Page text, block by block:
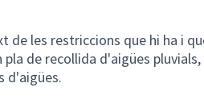
de les restriccions que hi ha i
pla de recollida d'aigües
d'aigües.